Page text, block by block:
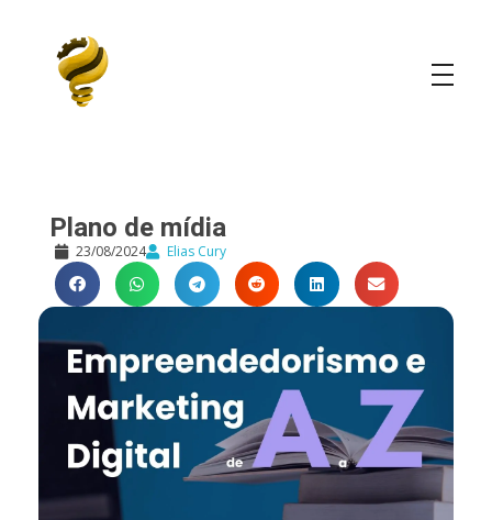
Plano de mídia
23/08/2024 Elias Cury